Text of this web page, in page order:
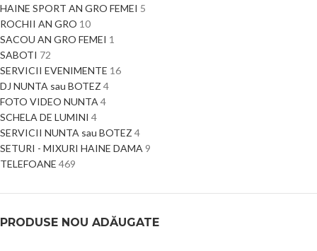
HAINE SPORT AN GRO FEMEI 5
ROCHII AN GRO 10
SACOU AN GRO FEMEI 1
SABOTI 72
SERVICII EVENIMENTE 16
DJ NUNTA sau BOTEZ 4
FOTO VIDEO NUNTA 4
SCHELA DE LUMINI 4
SERVICII NUNTA sau BOTEZ 4
SETURI - MIXURI HAINE DAMA 9
TELEFOANE 469
PRODUSE NOU ADĂUGATE